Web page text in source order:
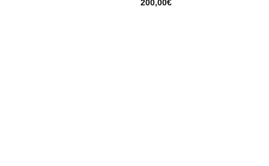
200,00€